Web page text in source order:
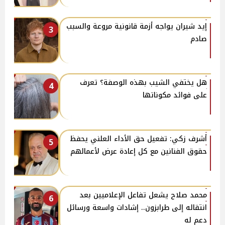
3
إيد شيران يواجه أزمة قانونية مروعة والسبب
صادم
4
هل يختفي الشيب بهذه الوصفة؟ تعرف
على فوائد مكوناتها
5
أشرف زكي: تفعيل حق الأداء العلني يحفظ
حقوق الفنانين مع كل إعادة عرض لأعمالهم
6
محمد صلاح يشعل تفاعل الإعلاميين بعد
انتقاله إلى طرابزون.. إشادات واسعة ورسائل
دعم له